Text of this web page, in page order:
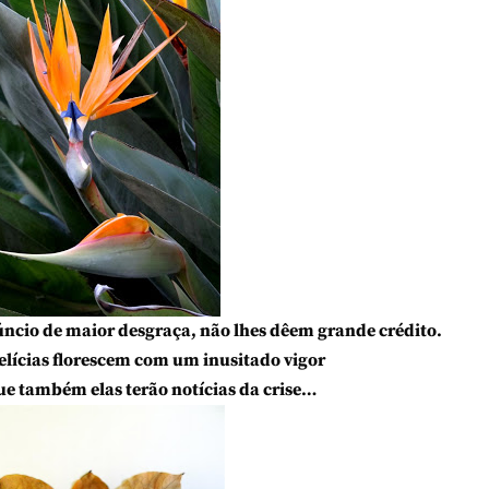
de maior desgraça, não lhes dêem grande crédito.
florescem com um inusitado vigor
também elas terão notícias da crise…